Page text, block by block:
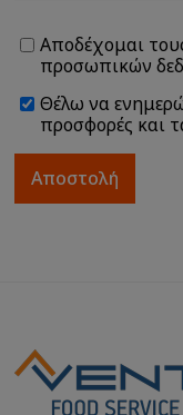
Αποδέχομαι
προσωπικών
Θέλω να
προσφορές και
Αποστολή